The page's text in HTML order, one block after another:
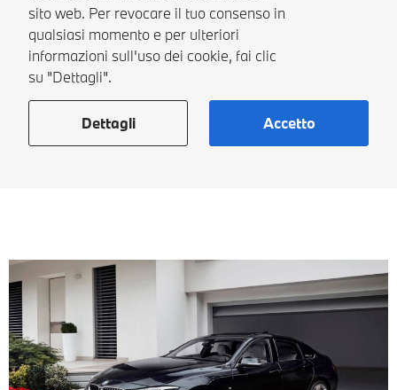
sito web. Per revocare il tuo consenso in
qualsiasi momento e per ulteriori
informazioni sull'uso dei cookie, fai clic
su "Dettagli".
Dettagli Accetto